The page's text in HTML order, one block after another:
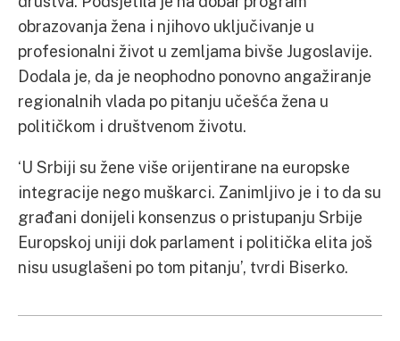
obrazovanja žena i njihovo uključivanje u
profesionalni život u zemljama bivše Jugoslavije.
Dodala je, da je neophodno ponovno angažiranje
regionalnih vlada po pitanju učešća žena u
političkom i društvenom životu.
‘U Srbiji su žene više orijentirane na europske
integracije nego muškarci. Zanimljivo je i to da su
građani donijeli konsenzus o pristupanju Srbije
Europskoj uniji dok parlament i politička elita još
nisu usuglašeni po tom pitanju’, tvrdi Biserko.